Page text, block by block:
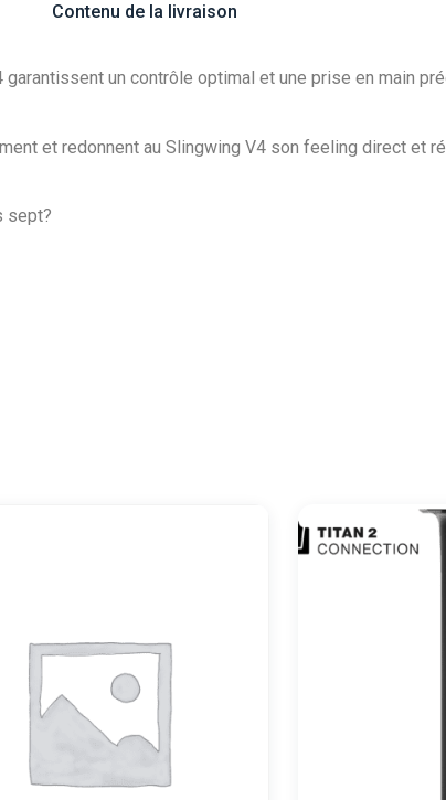
Contenu de la livraison
un contrôle optimal et une prise en main
et redonnent au Slingwing V4 son feeling direct et
sept?